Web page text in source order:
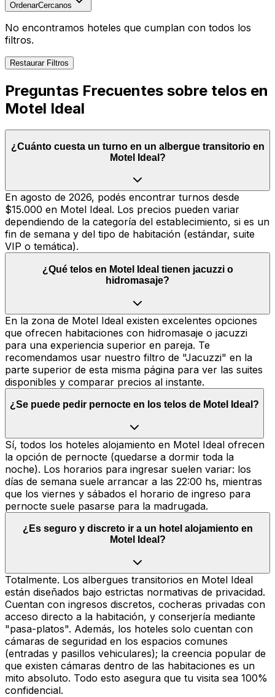
OrdenarCercanos
No encontramos hoteles que cumplan con todos los
filtros.
Restaurar Filtros
Preguntas Frecuentes sobre telos en
Motel Ideal
¿Cuánto cuesta un turno en un albergue transitorio en
Motel Ideal?
En agosto de 2026, podés encontrar turnos desde
$15.000 en Motel Ideal. Los precios pueden variar
dependiendo de la categoría del establecimiento, si es un
fin de semana y del tipo de habitación (estándar, suite
VIP o temática).
¿Qué telos en Motel Ideal tienen jacuzzi o
hidromasaje?
En la zona de Motel Ideal existen excelentes opciones
que ofrecen habitaciones con hidromasaje o jacuzzi
para una experiencia superior en pareja. Te
recomendamos usar nuestro filtro de "Jacuzzi" en la
parte superior de esta misma página para ver las suites
disponibles y comparar precios al instante.
¿Se puede pedir pernocte en los telos de Motel Ideal?
Sí, todos los hoteles alojamiento en Motel Ideal ofrecen
la opción de pernocte (quedarse a dormir toda la
noche). Los horarios para ingresar suelen variar: los
días de semana suele arrancar a las 22:00 hs, mientras
que los viernes y sábados el horario de ingreso para
pernocte suele pasarse para la madrugada.
¿Es seguro y discreto ir a un hotel alojamiento en
Motel Ideal?
Totalmente. Los albergues transitorios en Motel Ideal
están diseñados bajo estrictas normativas de privacidad.
Cuentan con ingresos discretos, cocheras privadas con
acceso directo a la habitación, y conserjería mediante
"pasa-platos". Además, los hoteles solo cuentan con
cámaras de seguridad en los espacios comunes
(entradas y pasillos vehiculares); la creencia popular de
que existen cámaras dentro de las habitaciones es un
mito absoluto. Todo esto asegura que tu visita sea 100%
confidencial.